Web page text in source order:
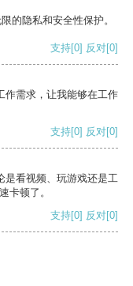
的隐私和安全性保护。
支持[0] 反对[0]
作需求，让我能够在工作
支持[0] 反对[0]
是看视频、玩游戏还是工
卡顿了。
支持[0] 反对[0]